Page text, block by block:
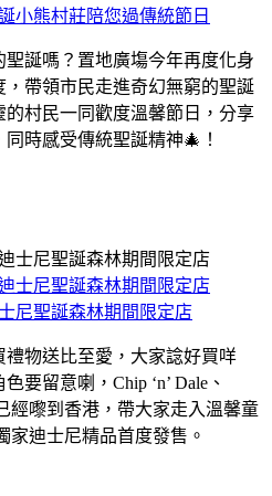
小熊村莊陪您過傳統節日
誕嗎？置地廣塲今年再度化身
，帶領市民走進奇幻無窮的聖誕
村民一同歡度溫馨節日，分享
時感受傳統聖誕精神🎄！
尼聖誕森林期間限定店
物送比至愛，大家諗好買咩
要留意喇，Chip ‘n’ Dale、
經嚟到香港，帶大家走入溫馨童
家迪士尼精品首度發售。